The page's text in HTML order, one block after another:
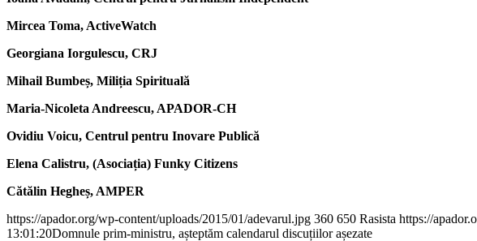
Mircea Toma, ActiveWatch
Georgiana Iorgulescu, CRJ
Mihail Bumbeș, Miliția Spirituală
Maria-Nicoleta Andreescu, APADOR-CH
Ovidiu Voicu, Centrul pentru Inovare Publică
Elena Calistru, (Asociația) Funky Citizens
Cătălin Hegheș, AMPER
https://apador.org/wp-content/uploads/2015/01/adevarul.jpg 360 650 Rasista https://
13:01:20Domnule prim-ministru, așteptăm calendarul discuțiilor așezate